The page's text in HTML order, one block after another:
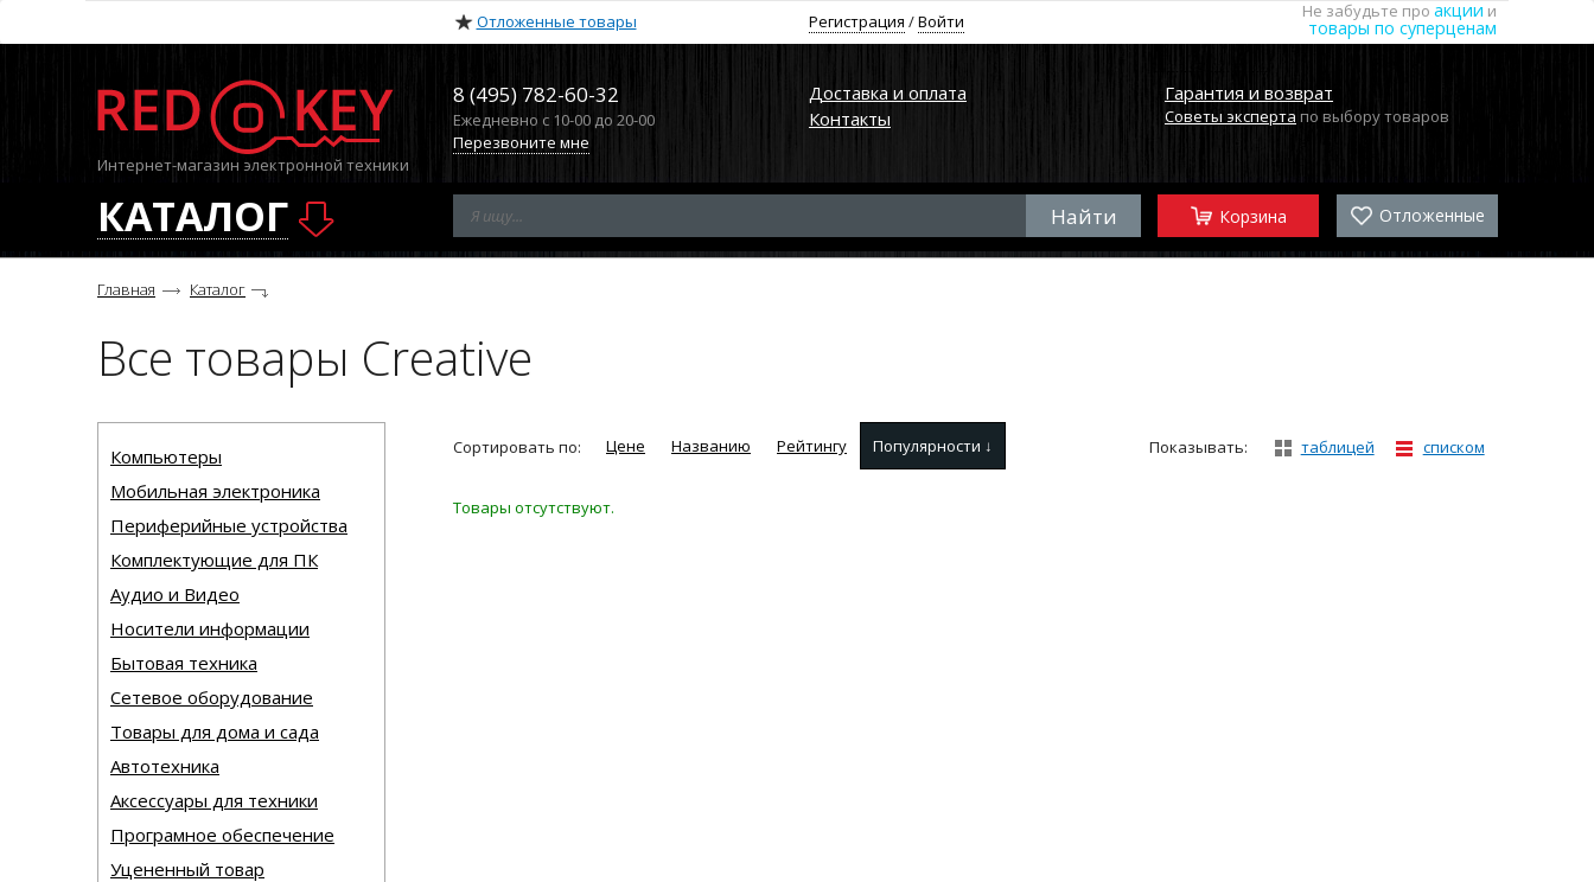
Отложенные товары Регистрация /Войти Не забудьте про акции и
товары по суперценам
Интернет-магазин электронной техники
8 (495) 782-60-32
Ежедневно с 10-00 до 20-00
Перезвоните мне
Доставка и оплата
Контакты
Гарантия и возврат
Советы эксперта по выбору товаров
КАТАЛОГ Корзина Отложенные
Главная Каталог
Все товары Creative
Компьютеры
Мобильная электроника
Периферийные устройства
Комплектующие для ПК
Аудио и Видео
Носители информации
Бытовая техника
Сетевое оборудование
Товары для дома и сада
Автотехника
Аксессуары для техники
Програмное обеспечение
Уцененный товар
Сортировать по: Цене Названию Рейтингу Популярности ↓ Показывать: таблицей списком
Товары отсутствуют.